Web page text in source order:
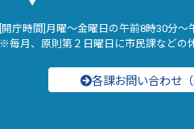
[開庁時間]月曜～金曜日の午前8時30分～
※毎月、原則第２日曜日に市民課などの
各課お問い合わせ（